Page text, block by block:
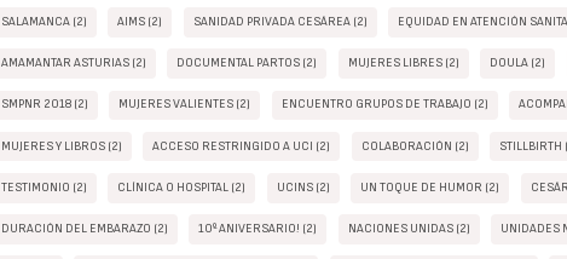
SALAMANCA (2) AIMS (2) SANIDAD PRIVADA CESÁREA (2) EQUIDAD EN ATENCIÓN
AMAMANTAR ASTURIAS (2) DOCUMENTAL PARTOS (2) MUJERES LIBRES (2) DOULA (2)
SMPNR 2018 (2) MUJERES VALIENTES (2) ENCUENTRO GRUPOS DE TRABAJO (2)
MUJERES Y LIBROS (2) ACCESO RESTRINGIDO A UCI (2) COLABORACIÓN (2) STILLBIRTH
TESTIMONIO (2) CLÍNICA O HOSPITAL (2) UCINS (2) UN TOQUE DE HUMOR (2)
DURACIÓN DEL EMBARAZO (2) 10º ANIVERSARIO! (2) NACIONES UNIDAS (2) UNIDADES